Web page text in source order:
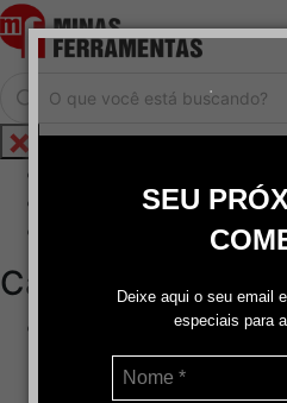
.
SEU
Deixe aqui o seu email
especiais para
Cadastrar / Logar
Central de Atendimento
Categorias
Disco de Corte
Disco de Corte e